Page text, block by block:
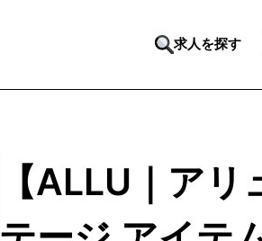
求人を探す
【ALLU｜ア